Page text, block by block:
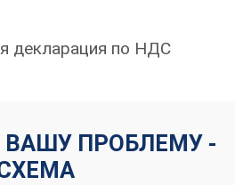
декларация по НДС
ПРОБЛЕМУ -